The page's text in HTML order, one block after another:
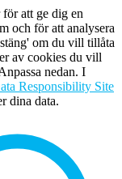
att ge dig en
och för att analysera
om du vill tillåta
av cookies du vill
nedan. I
Responsibility Site
dina data.